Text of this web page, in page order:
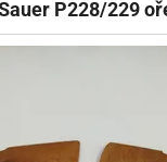
P228/229